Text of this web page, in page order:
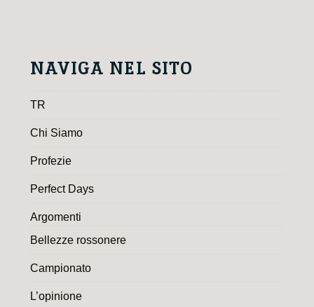
NAVIGA NEL SITO
TR
Chi Siamo
Profezie
Perfect Days
Argomenti
Bellezze rossonere
Campionato
L’opinione